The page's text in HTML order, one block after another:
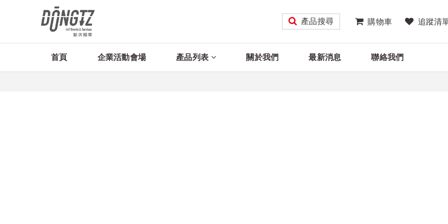
產品搜尋 購物車 追蹤清
首頁 企業活動會場 產品列表 關於我們 最新消息 聯絡我們